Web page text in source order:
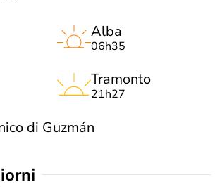
Alba
06h35
Tramonto
21h27
di Guzmán